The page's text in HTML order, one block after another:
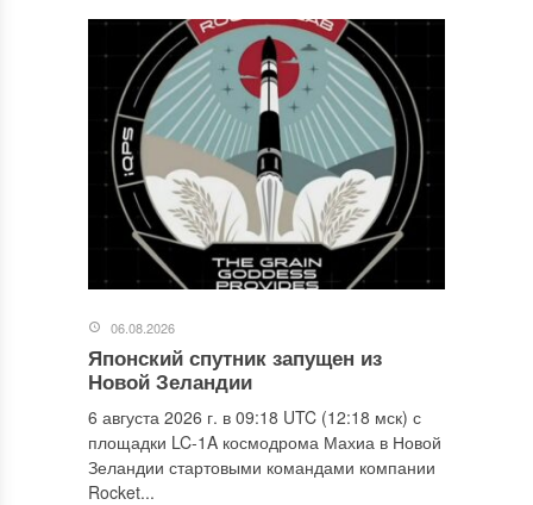
06.08.2026
Японский спутник запущен из
Новой Зеландии
6 августа 2026 г. в 09:18 UTC (12:18 мск) с
площадки LC-1A космодрома Махиа в Новой
Зеландии стартовыми командами компании
Rocket...